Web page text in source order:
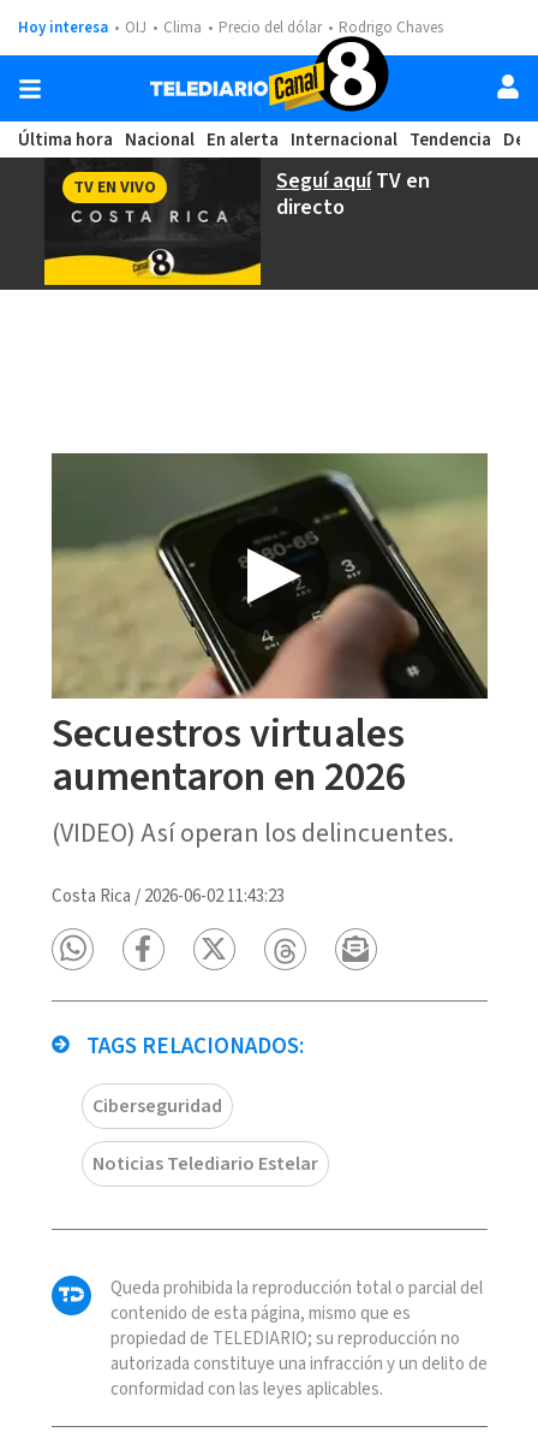
Hoy interesa OIJ Clima Precio del dólar Rodrigo Chaves
Última hora Nacional En alerta Internacional Tendencia
Seguí aquíTV en
directo
TV EN VIVO
Secuestros virtuales
aumentaron en 2026
(VIDEO) Así operan los delincuentes.
Costa Rica /2026-06-02 11:43:23
TAGS RELACIONADOS:
Ciberseguridad
Noticias Telediario Estelar
Queda prohibida la reproducción total o parcial del
contenido de esta página, mismo que es
propiedad de TELEDIARIO; su reproducción no
autorizada constituye una infracción y un delito de
conformidad con las leyes aplicables.